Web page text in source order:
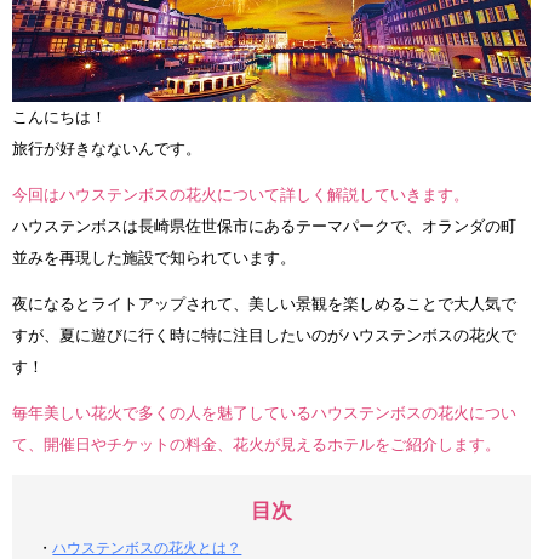
こんにちは！
旅行が好きなないんです。
今回はハウステンボスの花火について詳しく解説していきます。
ハウステンボスは長崎県佐世保市にあるテーマパークで、オランダの町
並みを再現した施設で知られています。
夜になるとライトアップされて、美しい景観を楽しめることで大人気で
すが、夏に遊びに行く時に特に注目したいのがハウステンボスの花火で
す！
毎年美しい花火で多くの人を魅了しているハウステンボスの花火につい
て、開催日やチケットの料金、花火が見えるホテルをご紹介します。
目次
・ハウステンボスの花火とは？